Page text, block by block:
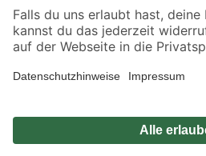
Alle Preisangaben in EUR inkl. gesetzl. MwSt.. Die
Umständen nicht in allen Märkten verfügbar. Die
Produkte nur solange der Vorrat reicht.
*Paketversand ab 59 € versandkostenfrei, gilt nicht
Privatsphäre
Nutzungsbedingungen
Widerrufsrecht